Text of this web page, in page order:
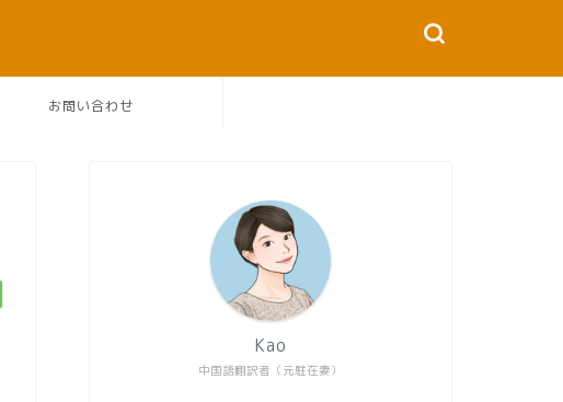
お問い合わせ
中国語翻訳者（元駐在妻）
Kao